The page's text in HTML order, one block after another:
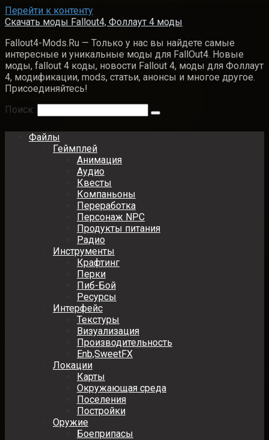
Перейти к контенту
Скачать моды Fallout4, Фоллаут 4 моды
Fallout4-Mods.Ru — Только у нас вы найдете самые
интересные и уникальные моды для FallOut4. Новые
моды, fallout 4 коды, новости Fallout 4, моды для Фоллаут
4, модификации, mods, статьи, анонсы и многое другое.
Присоединяйтесь!
Поиск:
Файлы
Геймплей
Анимация
Аудио
Квесты
Компаньоны
Переработка
Персонаж NPC
Продукты питания
Радио
Инструменты
Крафтинг
Перки
Пиб-Бой
Ресурсы
Интерфейс
Текстуры
Визуализация
Производительность
Enb,SweetFX
Локации
Карты
Окружающая среда
Поселения
Постройки
Оружие
Боеприпасы